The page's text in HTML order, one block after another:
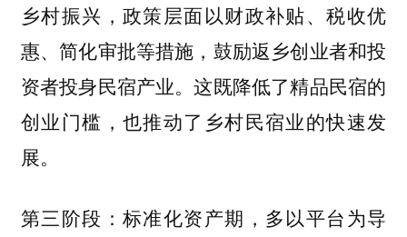
乡村振兴，政策层面以财政补贴、税收优
惠、简化审批等措施，鼓励返乡创业者和投
资者投身民宿产业。这既降低了精品民宿的
创业门槛，也推动了乡村民宿业的快速发
展。
第三阶段：标准化资产期，多以平台为导